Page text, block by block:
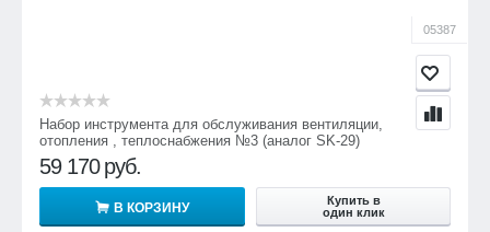
05387
Набор инструмента для обслуживания вентиляции,
отопления , теплоснабжения №3 (аналог SK-29)
59 170 руб.
В КОРЗИНУ
Купить в
один клик